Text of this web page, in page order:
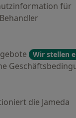
für
Wir stellen
die Jameda